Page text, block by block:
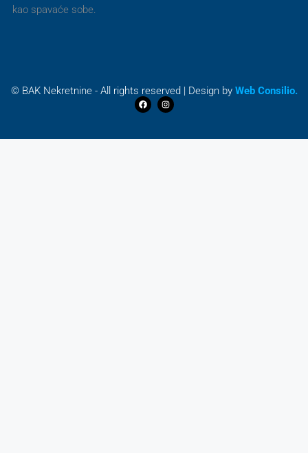
kao spavaće sobe.
© BAK Nekretnine - All rights reserved | Design by Web Consilio.